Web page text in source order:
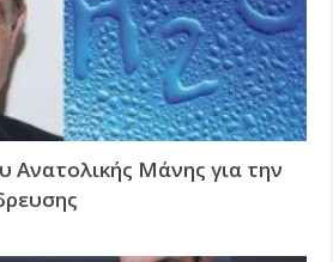
Μάνης για την